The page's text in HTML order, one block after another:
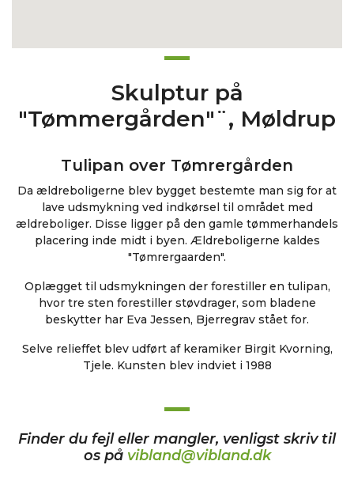
Skulptur på
"Tømmergården"¨, Møldrup
Tulipan over Tømrergården
Da ældreboligerne blev bygget bestemte man sig for at
lave udsmykning ved indkørsel til området med
ældreboliger. Disse ligger på den gamle tømmerhandels
placering inde midt i byen. Ældreboligerne kaldes
"Tømrergaarden".
Oplægget til udsmykningen der forestiller en tulipan,
hvor tre sten forestiller støvdrager, som bladene
beskytter har Eva Jessen, Bjerregrav stået for.
Selve relieffet blev udført af keramiker Birgit Kvorning,
Tjele. Kunsten blev indviet i 1988
Finder du fejl eller mangler, venligst skriv til
os på vibland@vibland.dk